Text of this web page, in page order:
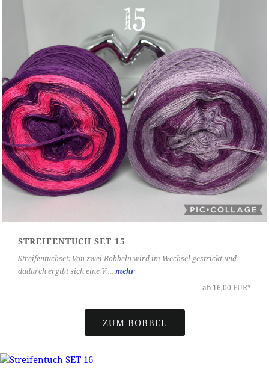
STREIFENTUCH SET 15
Streifentuchset: Von zwei Bobbeln wird im Wechsel gestrickt und
dadurch ergibt sich eine V ... mehr
ab 16,00 EUR*
ZUM BOBBEL